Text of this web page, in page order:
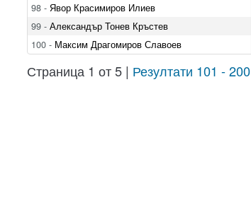
98 - Явор Красимиров Илиев
99 - Александър Тонев Кръстев
100 - Максим Драгомиров Славоев
Страница 1 от 5 | Резултати 101 - 200